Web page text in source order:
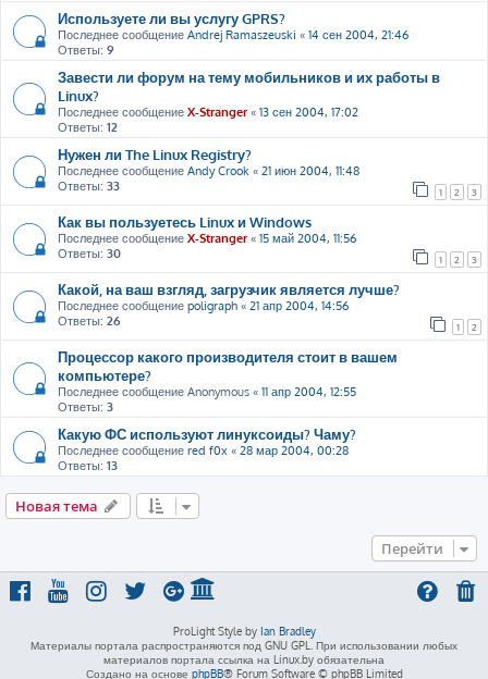
Используете ли вы услугу GPRS?
Последнее сообщение Andrej Ramaszeuski « 14 сен 2004, 21:46
Ответы: 9
Завести ли форум на тему мобильников и их работы в
Linux?
Последнее сообщение X-Stranger« 13 сен 2004, 17:02
Ответы: 12
Нужен ли The Linux Registry?
Последнее сообщение Andy Crook « 21 июн 2004, 11:48
Ответы: 33 1 2 3
Как вы пользуетесь Linux и Windows
Последнее сообщение X-Stranger« 15 май 2004, 11:56
Ответы: 30 1 2 3
Какой, на ваш взгляд, загрузчик является лучше?
Последнее сообщение poligraph « 21 апр 2004, 14:56
Ответы: 26 1 2
Процессор какого производителя стоит в вашем
компьютере?
Последнее сообщение Anonymous « 11 апр 2004, 12:55
Ответы: 3
Какую ФС используют линуксоиды? Чаму?
Последнее сообщение red f0x « 28 мар 2004, 00:28
Ответы: 13
Новая тема
Перейти
ProLight Style by Ian Bradley
Материалы портала распространяются под GNU GPL. При использовании любых
материалов портала ссылка на Linux.by обязательна
Создано на основе phpBB® Forum Software © phpBB Limited